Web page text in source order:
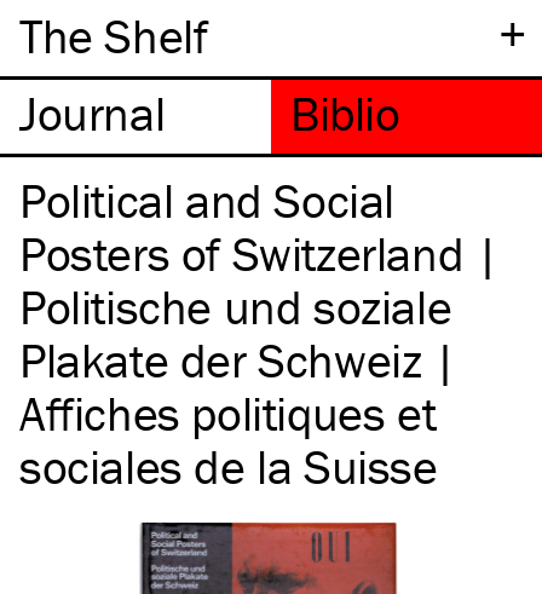
+
The Shelf
Political and Social
Posters of Switzerland |
Politische und soziale
Plakate der Schweiz |
Affiches politiques et
sociales de la Suisse